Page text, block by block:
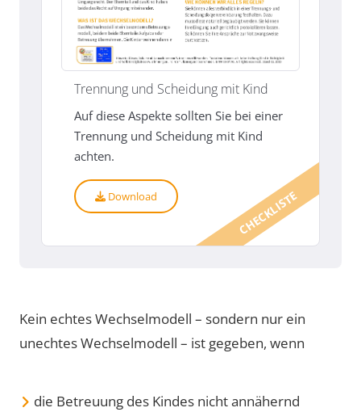
CHECKLISTE
Trennung und Scheidung mit Kind
Auf diese Aspekte sollten Sie bei einer
Trennung und Scheidung mit Kind
achten.
Download
Kein echtes Wechselmodell – sondern nur ein
unechtes Wechselmodell – ist gegeben, wenn
die Betreuung des Kindes nicht annähernd